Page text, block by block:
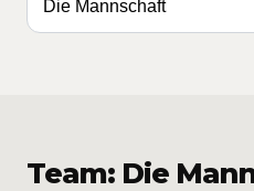
Team: Die